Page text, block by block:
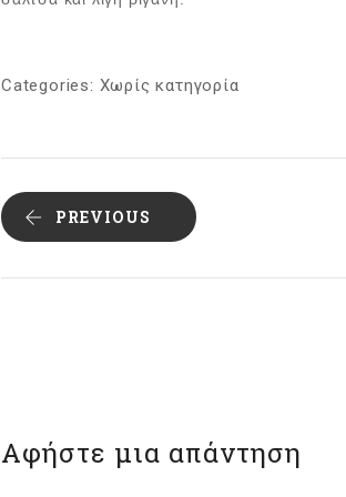
Categories: Χωρίς κατηγορία
PREVIOUS
Αφήστε μια απάντηση